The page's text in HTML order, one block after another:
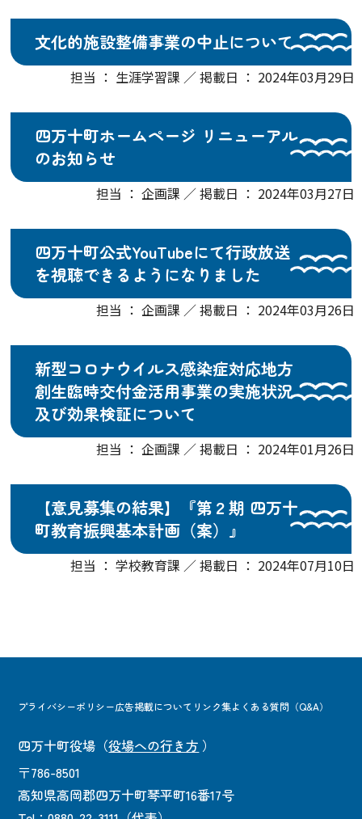
文化的施設整備事業の中止について
担当 ： 生涯学習課 ／ 掲載日 ： 2024年03月29日
四万十町ホームページ リニューアル
のお知らせ
担当 ： 企画課 ／ 掲載日 ： 2024年03月27日
四万十町公式YouTubeにて行政放送
を視聴できるようになりました
担当 ： 企画課 ／ 掲載日 ： 2024年03月26日
新型コロナウイルス感染症対応地方
創生臨時交付金活用事業の実施状況
及び効果検証について
担当 ： 企画課 ／ 掲載日 ： 2024年01月26日
【意見募集の結果】『第２期 四万十
町教育振興基本計画（案）』
担当 ： 学校教育課 ／ 掲載日 ： 2024年07月10日
プライバシーポリシー広告掲載について リンク集よくある質問（Q&A）
四万十町役場 （役場への行き方 ）
〒786-8501
高知県高岡郡四万十町琴平町16番17号